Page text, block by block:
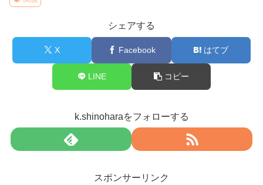
シェアする
X Facebook はてブ
LINE コピー
k.shinoharaをフォローする
スポンサーリンク